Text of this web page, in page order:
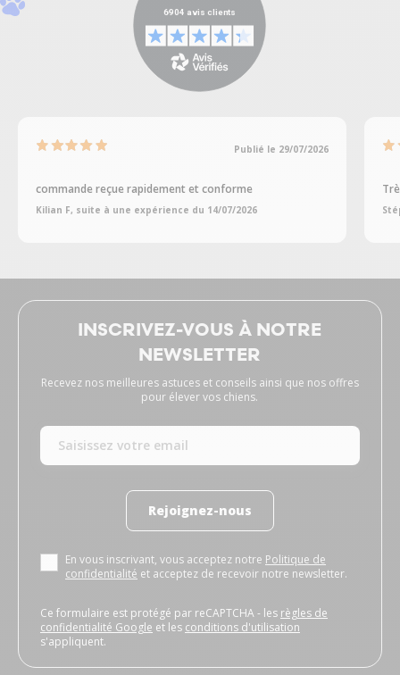
Publié le 29/07/2026
commande reçue rapidement et conforme
Kilian F, suite à une expérience du 14/07/2026
INSCRIVEZ-VOUS À NOTRE
NEWSLETTER
Recevez nos meilleures astuces et conseils ainsi que nos offres
pour élever vos chiens.
Rejoignez-nous
En vous inscrivant, vous acceptez notre Politique de
confidentialité et acceptez de recevoir notre newsletter.
Ce formulaire est protégé par reCAPTCHA - les règles de
confidentialité Google et les conditions d'utilisation
s'appliquent.